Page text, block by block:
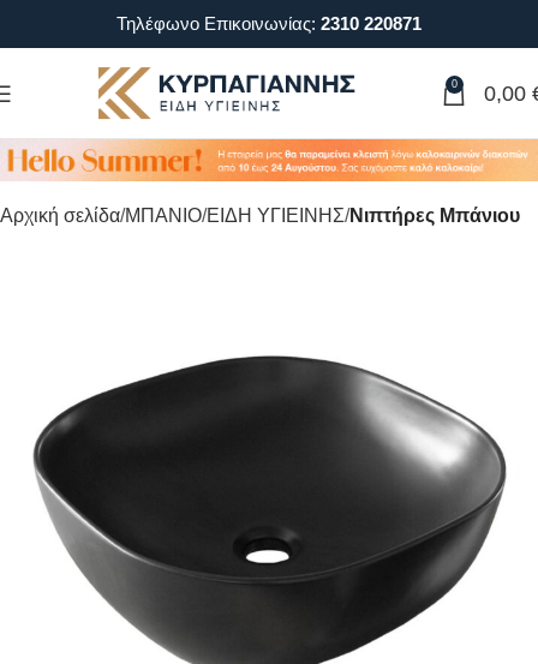
Τηλέφωνο Επικοινωνίας: 2310 220871
0 0,00
Αρχική σελίδα ΜΠΑΝΙΟ ΕΙΔΗ ΥΓΙΕΙΝΗΣ Νιπτήρες Μπάνιου